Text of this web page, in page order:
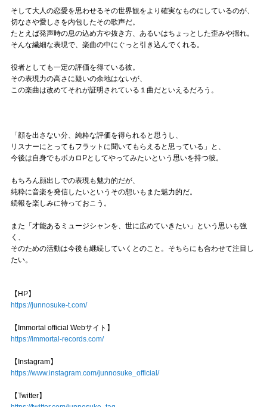
そして大人の恋愛を思わせるその世界観をより確実なものにしているのが、
切なさや愛しさを内包したその歌声だ。
たとえば発声時の息の込め方や抜き方、あるいはちょっとした歪みや揺れ。
そんな繊細な表現で、楽曲の中にぐっと引き込んでくれる。
役者としても一定の評価を得ている彼。
その表現力の高さに疑いの余地はないが、
この楽曲は改めてそれが証明されている１曲だといえるだろう。
「顔を出さない分、純粋な評価を得られると思うし、
リスナーにとってもフラットに聞いてもらえると思っている」と、
今後は自身でもボカロPとしてやってみたいという思いを持つ彼。
もちろん顔出しでの表現も魅力的だが、
純粋に音楽を発信したいというその想いもまた魅力的だ。
続報を楽しみに待っておこう。
また「才能あるミュージシャンを、世に広めていきたい」という思いも強
く、
そのための活動は今後も継続していくとのこと。そちらにも合わせて注目し
たい。
【HP】
https://junnosuke-t.com/
【Immortal official Webサイト】
https://immortal-records.com/
【Instagram】
https://www.instagram.com/junnosuke_official/
【Twitter】